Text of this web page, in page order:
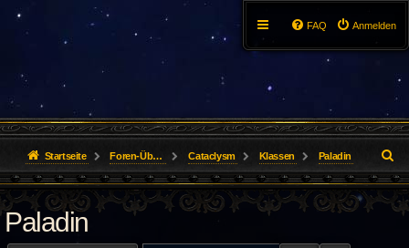
Anmelden
FAQ
Startseite Foren-Übersicht Cataclysm Klassen Paladin
u
c
Paladin